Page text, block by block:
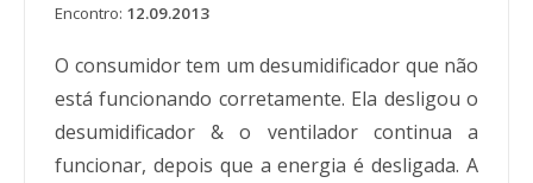
Encontro: 12.09.2013
O consumidor tem um desumidificador que não
está funcionando corretamente. Ela desligou o
desumidificador & o ventilador continua a
funcionar, depois que a energia é desligada. A